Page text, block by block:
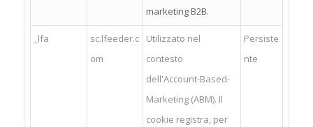
marketing B2B.
_lfa
sc.lfeeder.c
om
Utilizzato nel
contesto
dell'Account-Based-
Marketing (ABM). Il
cookie registra, per
Persiste
nte